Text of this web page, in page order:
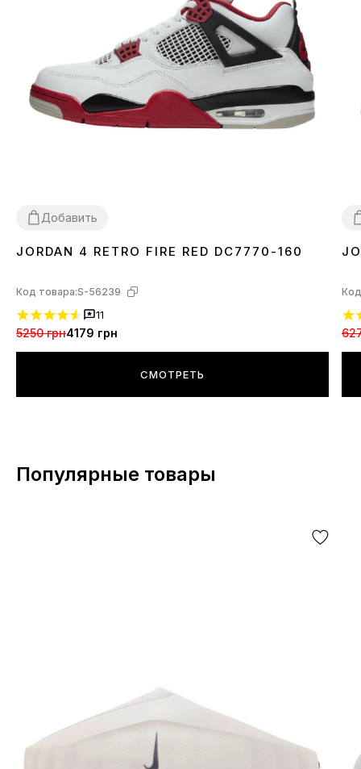
Добавить
3637383941 4243 44
JORDAN 4 RETRO FIRE RED DC7770-160
Код товара:S-56239
11
5250 грн4179 грн
СМОТРЕТЬ
Популярные товары